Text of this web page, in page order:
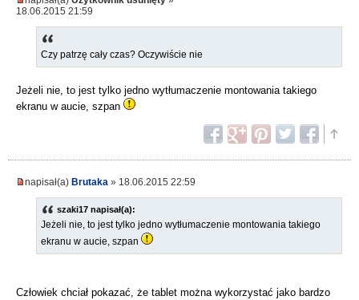
18.06.2015 21:59
Czy patrzę cały czas? Oczywiście nie
Jeżeli nie, to jest tylko jedno wytłumaczenie montowania takiego
ekranu w aucie, szpan
napisał(a) Brutaka » 18.06.2015 22:59
szaki17 napisał(a):
Jeżeli nie, to jest tylko jedno wytłumaczenie montowania takiego
ekranu w aucie, szpan
Człowiek chciał pokazać, że tablet można wykorzystać jako bardzo